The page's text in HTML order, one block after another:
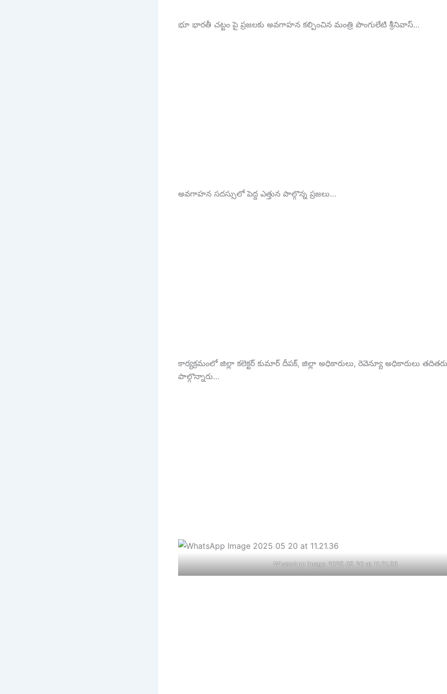
భూ భారతీ చట్టం పై ప్రజలకు అవగాహన కల్పించిన మంత్రి పొంగులేటి శ్రీనివాస్…
అవగాహన సదస్సులో పెద్ద ఎత్తున పాల్గొన్న ప్రజలు…
కార్యక్రమంలో జిల్లా కలెక్టర్ కుమార్ దీపక్, జిల్లా అధికారులు, రెవెన్యూ అధికారులు
పాల్గొన్నారు…
WhatsApp Image 2025 05 20 at 11.21.36